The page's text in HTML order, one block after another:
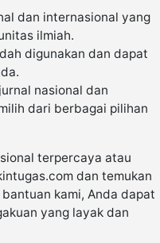
dan internasional yang
ilmiah.
digunakan dan dapat
nasional dan
dari berbagai pilihan
terpercaya atau
dan temukan
kami, Anda dapat
yang layak dan